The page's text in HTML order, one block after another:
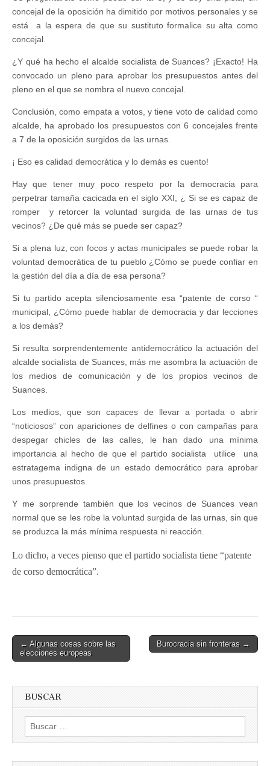
concejal de la oposición ha dimitido por motivos personales y se
está
a la espera de que su sustituto formalice su alta como
concejal.
¿Y qué ha hecho el alcalde socialista de Suances? ¡Exacto! Ha
convocado un pleno para aprobar los presupuestos antes del
pleno en el que se nombra el nuevo concejal.
Conclusión, como empata a votos, y tiene voto de calidad como
alcalde, ha aprobado los presupuestos con 6 concejales frente
a 7 de la oposición surgidos de las urnas.
¡ Eso es calidad democrática y lo demás es cuento!
Hay que tener muy poco respeto por la democracia para
perpetrar tamaña cacicada en el siglo XXI, ¿ Si se es capaz de
romper
y retorcer la voluntad surgida de las urnas de tus
vecinos? ¿De qué más se puede ser capaz?
Si a plena luz, con focos y actas municipales se puede robar la
voluntad democrática de tu pueblo ¿Cómo se puede confiar en
la gestión del día a día de esa persona?
Si tu partido acepta silenciosamente esa “patente de corso “
municipal, ¿Cómo puede hablar de democracia y dar lecciones
a los demás?
Si resulta sorprendentemente antidemocrático la actuación del
alcalde socialista de Suances, más me asombra la actuación de
los medios de comunicación y de los propios vecinos de
Suances.
Los medios, que son capaces de llevar a portada o abrir
“noticiosos” con apariciones de delfines o con campañas para
despegar chicles de las calles, le han dado una mínima
importancia al hecho de que el partido socialista utilice una
estratagema indigna de un estado democrático para aprobar
unos presupuestos.
Y me sorprende también que los vecinos de Suances vean
normal que se les robe la voluntad surgida de las urnas, sin que
se produzca la más mínima respuesta ni reacción.
Lo dicho, a veces pienso que el partido socialista tiene “patente
de corso democrática”.
Post
navigation
← Algunas cosas sobre las
elecciones europeas
Burocracia sin fronteras →
BUSCAR
Buscar: